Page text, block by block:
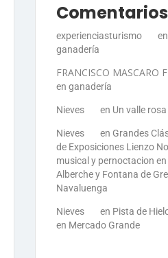
experienciasturismo en
ganadería
FRANCISCO MASCARO
en ganadería
Nieves en Un valle
Nieves en Grandes
de Exposiciones Lienzo
musical y pernoctacion en
Alberche y Fontana de
Navaluenga
Nieves en Pista de
en Mercado Grande